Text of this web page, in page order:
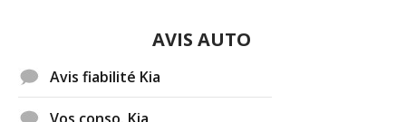
AVIS AUTO
Avis fiabilité Kia